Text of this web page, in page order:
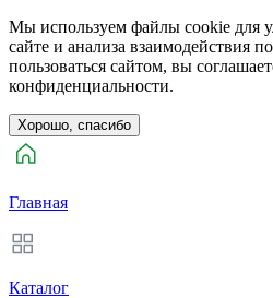
Мы используем файлы cookie для
сайте и анализа взаимодействия
пользоваться сайтом, вы
конфиденциальности.
Хорошо, спасибо
Главная
Каталог